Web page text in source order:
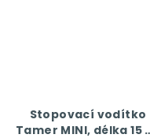
Stopovací vodítko
Tamer MINI, délka 15